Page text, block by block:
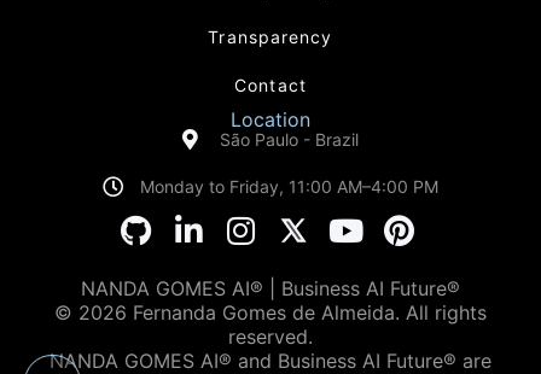
Transparency
Contact
Location
São Paulo - Brazil
Monday to Friday, 11:00 AM–4:00 PM
NANDA GOMES AI® | Business AI Future®
© 2026 Fernanda Gomes de Almeida. All rights
reserved.
NANDA GOMES AI® and Business AI Future® are